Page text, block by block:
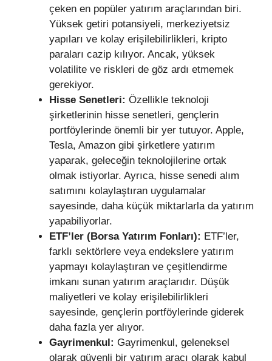
çeken en popüler yatırım araçlarından biri.
Yüksek getiri potansiyeli, merkeziyetsiz
yapıları ve kolay erişilebilirlikleri, kripto
paraları cazip kılıyor. Ancak, yüksek
volatilite ve riskleri de göz ardı etmemek
gerekiyor.
Hisse Senetleri: Özellikle teknoloji
şirketlerinin hisse senetleri, gençlerin
portföylerinde önemli bir yer tutuyor. Apple,
Tesla, Amazon gibi şirketlere yatırım
yaparak, geleceğin teknolojilerine ortak
olmak istiyorlar. Ayrıca, hisse senedi alım
satımını kolaylaştıran uygulamalar
sayesinde, daha küçük miktarlarla da yatırım
yapabiliyorlar.
ETF’ler (Borsa Yatırım Fonları): ETF’ler,
farklı sektörlere veya endekslere yatırım
yapmayı kolaylaştıran ve çeşitlendirme
imkanı sunan yatırım araçlarıdır. Düşük
maliyetleri ve kolay erişilebilirlikleri
sayesinde, gençlerin portföylerinde giderek
daha fazla yer alıyor.
Gayrimenkul: Gayrimenkul, geleneksel
olarak güvenli bir yatırım aracı olarak kabul